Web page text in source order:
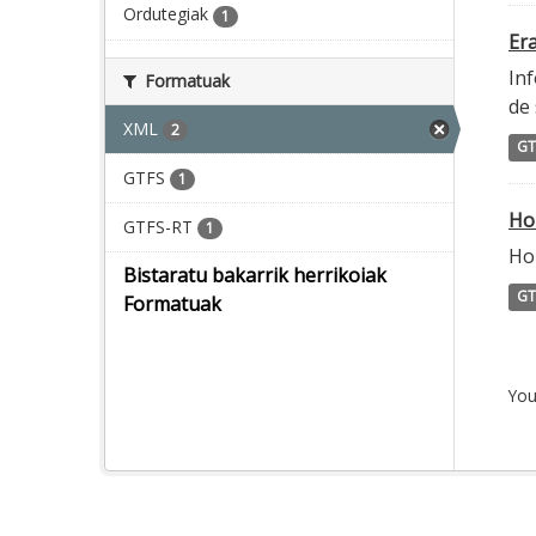
Ordutegiak 1
Formatuak
XML 2
GTFS 1
GTFS-RT 1
Bistaratu bakarrik herrikoiak
Formatuak
de